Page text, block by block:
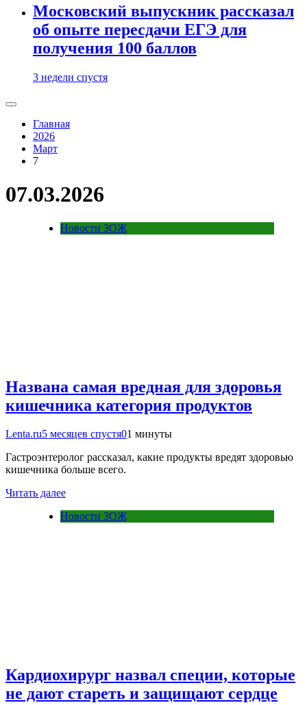
Московский выпускник рассказал
об опыте пересдачи ЕГЭ для
получения 100 баллов
3 недели спустя
Главная
2026
Март
7
07.03.2026
Новости ЗОЖ
Названа самая вредная для здоровья
кишечника категория продуктов
Lenta.ru5 месяцев спустя01 минуты
Гастроэнтеролог рассказал, какие продукты вредят здоровью
кишечника больше всего.
Читать далее
Новости ЗОЖ
Кардиохирург назвал специи, которые
не дают стареть и защищают сердце